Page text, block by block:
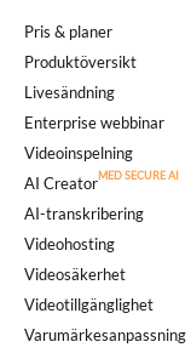
Pris & planer
Produktöversikt
Livesändning
Enterprise webbinar
Videoinspelning
AI Creator
AI-transkribering
Videohosting
Videosäkerhet
Videotillgänglighet
Varumärkesanpassning